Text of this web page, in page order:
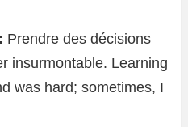
Prendre des décisions
insurmontable. Learning
was hard; sometimes, I